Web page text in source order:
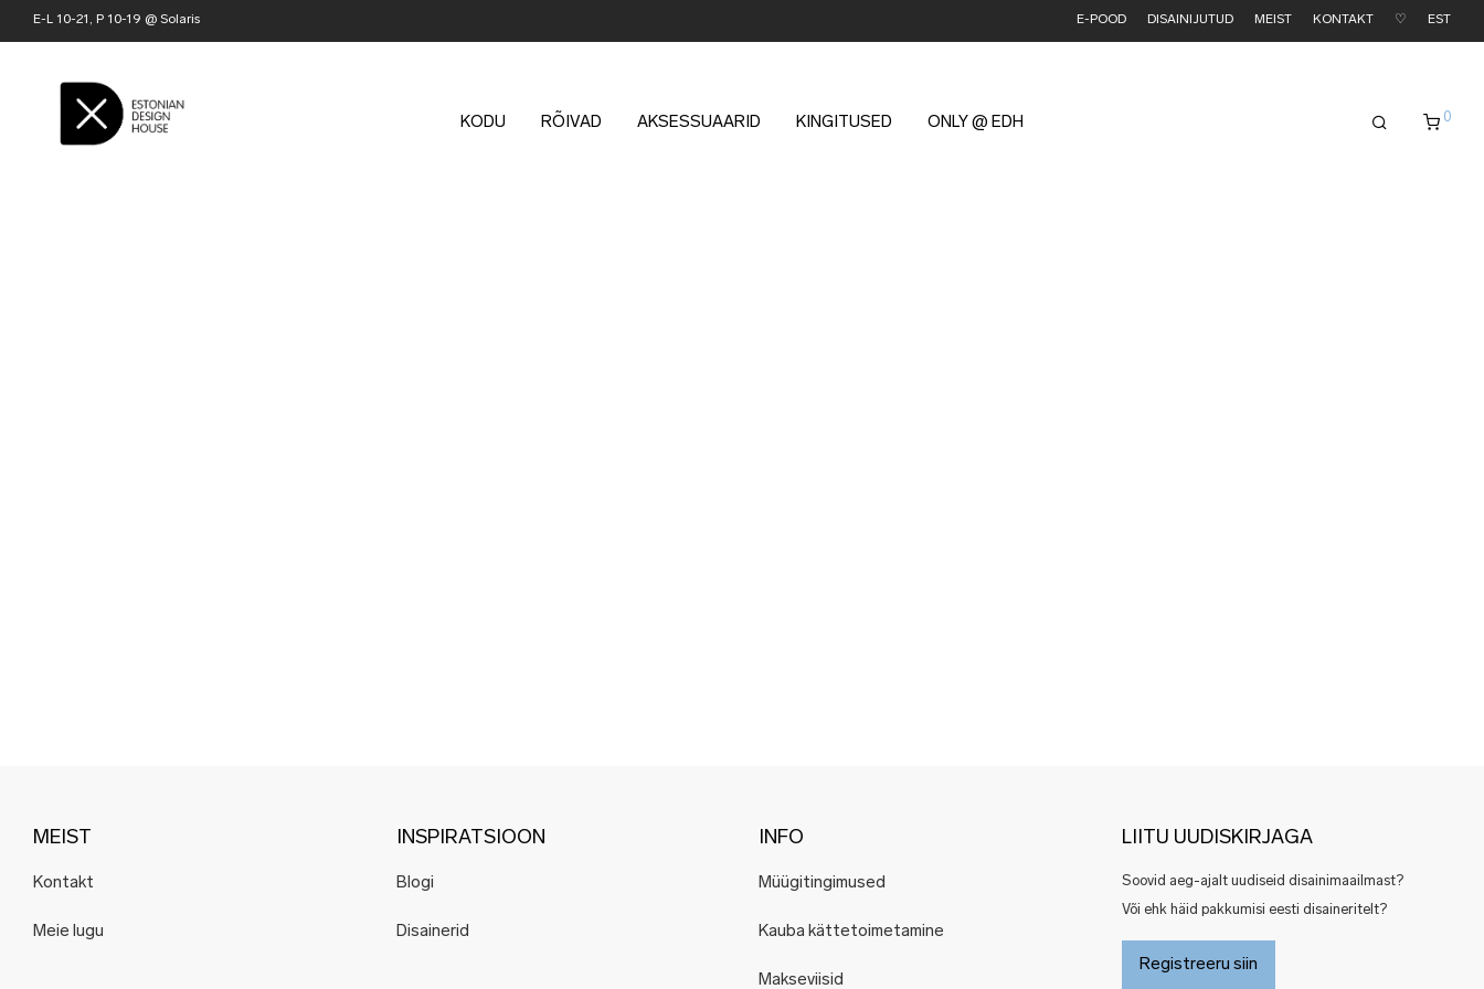
E-L 10-21, P 10-19 @ Solaris E-POOD DISAINIJUTUD MEIST KONTAKT ♡ EST
KODU RÕIVAD AKSESSUAARID KINGITUSED ONLY @ EDH 0
MEIST
Kontakt
Meie lugu
INSPIRATSIOON
Blogi
Disainerid
INFO
Müügitingimused
Kauba kättetoimetamine
Makseviisid
LIITU UUDISKIRJAGA
Soovid aeg-ajalt uudiseid disainimaailmast?
Või ehk häid pakkumisi eesti disaineritelt?
Registreeru siin